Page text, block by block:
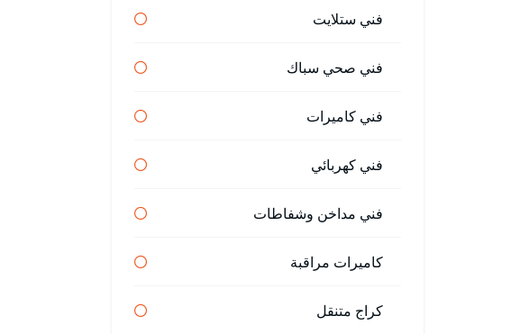
فني ستلايت
فني صحي سباك
فني كاميرات
فني كهربائي
فني مداخن وشفاطات
كاميرات مراقبة
كراج متنقل